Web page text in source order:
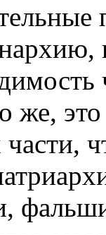
же,